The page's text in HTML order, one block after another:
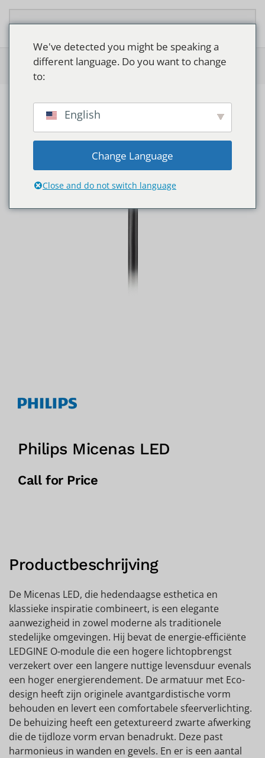
>Shop>Philips Micenas LED
Philips Micenas LED
Call for Price
Productbeschrijving
De Micenas LED, die hedendaagse esthetica en
klassieke inspiratie combineert, is een elegante
aanwezigheid in zowel moderne als traditionele
stedelijke omgevingen. Hij bevat de energie-efficiënte
LEDGINE O-module die een hogere lichtopbrengst
verzekert over een langere nuttige levensduur evenals
een hoger energierendement. De armatuur met Eco-
design heeft zijn originele avantgardistische vorm
behouden en levert een comfortabele sfeerverlichting.
De behuizing heeft een getextureerd zwarte afwerking
die de tijdloze vorm ervan benadrukt. Deze past
harmonieus in wanden en gevels. En er is een aantal
We've detected you might be speaking a
different language. Do you want to change
to:
English
Change Language
Close and do not switch language